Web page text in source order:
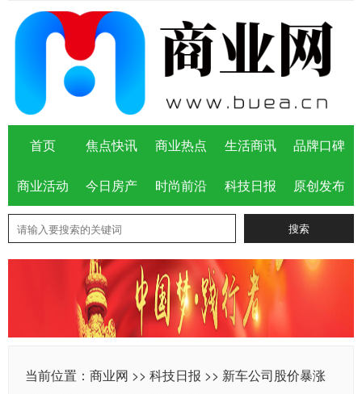
首页 焦点快讯 商业热点 生活商讯 品牌口碑
商业活动 今日房产 时尚前沿 科技日报 原创发布
当前位置： 商业网 >> 科技日报 >> 新车公司股价暴涨